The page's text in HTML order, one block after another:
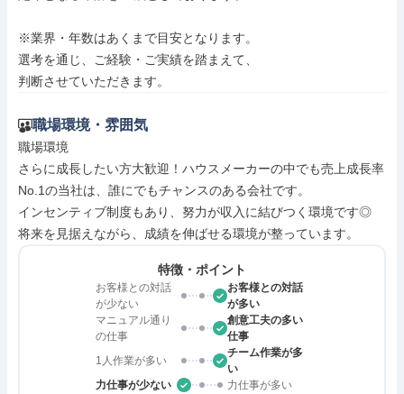
※業界・年数はあくまで目安となります。
選考を通じ、ご経験・ご実績を踏まえて、
判断させていただきます。
職場環境・雰囲気
職場環境
さらに成長したい方大歓迎！ハウスメーカーの中でも売上成長率
No.1の当社は、誰にでもチャンスのある会社です。
インセンティブ制度もあり、努力が収入に結びつく環境です◎
将来を見据えながら、成績を伸ばせる環境が整っています。
特徴・ポイント
お客様との対話
が少ない
お客様との対話
が多い
マニュアル通り
の仕事
創意工夫の多い
仕事
1人作業が多い
チーム作業が多
い
力仕事が少ない
力仕事が多い